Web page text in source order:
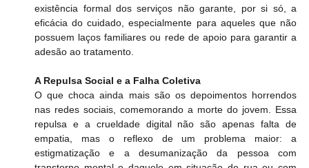
existência formal dos serviços não garante, por si só, a
eficácia do cuidado, especialmente para aqueles que não
possuem laços familiares ou rede de apoio para garantir a
adesão ao tratamento.
A Repulsa Social e a Falha Coletiva
​O que choca ainda mais são os depoimentos horrendos
nas redes sociais, comemorando a morte do jovem. Essa
repulsa e a crueldade digital não são apenas falta de
empatia, mas o reflexo de um problema maior: a
estigmatização e a desumanização da pessoa com